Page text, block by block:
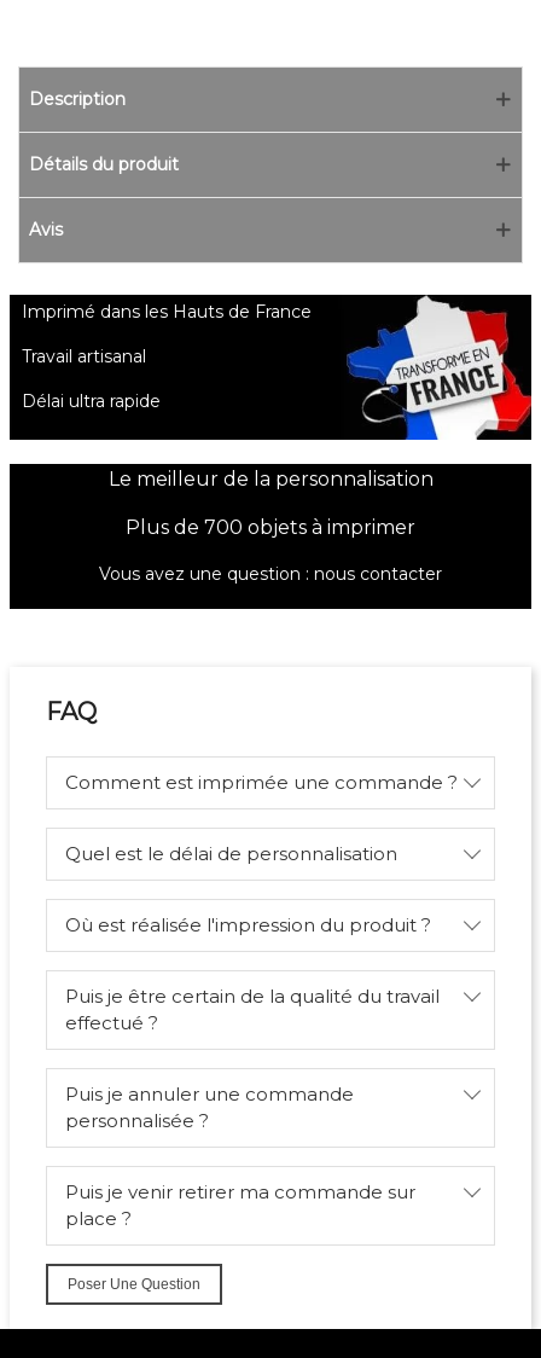
Description
Détails du produit
Avis
Imprimé dans les Hauts de France
Travail artisanal
Délai ultra rapide
Le meilleur de la personnalisation
Plus de 700 objets à imprimer
Vous avez une question : nous contacter
FAQ
Comment est imprimée une commande ?
Quel est le délai de personnalisation
Où est réalisée l'impression du produit ?
Puis je être certain de la qualité du travail
effectué ?
Puis je annuler une commande
personnalisée ?
Puis je venir retirer ma commande sur
place ?
Poser Une Question